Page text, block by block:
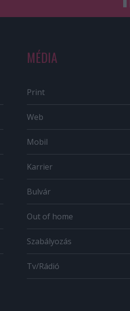
MÉDIA
Print
Web
Mobil
Karrier
Bulvár
Out of home
Szabályozás
Tv/Rádió